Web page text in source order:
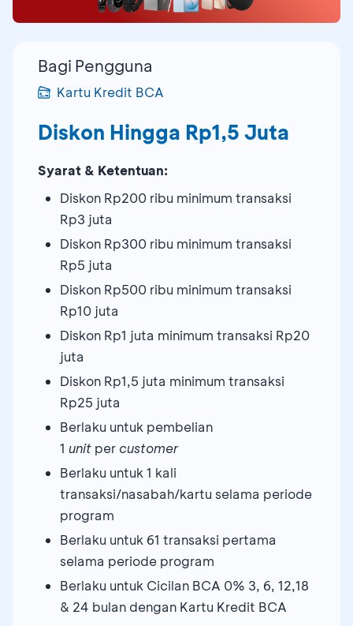
Bagi Pengguna
Kartu Kredit BCA
Diskon Hingga Rp1,5 Juta
Syarat & Ketentuan:
Diskon Rp200 ribu minimum transaksi
Rp3 juta
Diskon Rp300 ribu minimum transaksi
Rp5 juta
Diskon Rp500 ribu minimum transaksi
Rp10 juta
Diskon Rp1 juta minimum transaksi Rp20
juta
Diskon Rp1,5 juta minimum transaksi
Rp25 juta
Berlaku untuk pembelian
1 unit per customer
Berlaku untuk 1 kali
transaksi/nasabah/kartu selama periode
program
Berlaku untuk 61 transaksi pertama
selama periode program
Berlaku untuk Cicilan BCA 0% 3, 6, 12,18
& 24 bulan dengan Kartu Kredit BCA